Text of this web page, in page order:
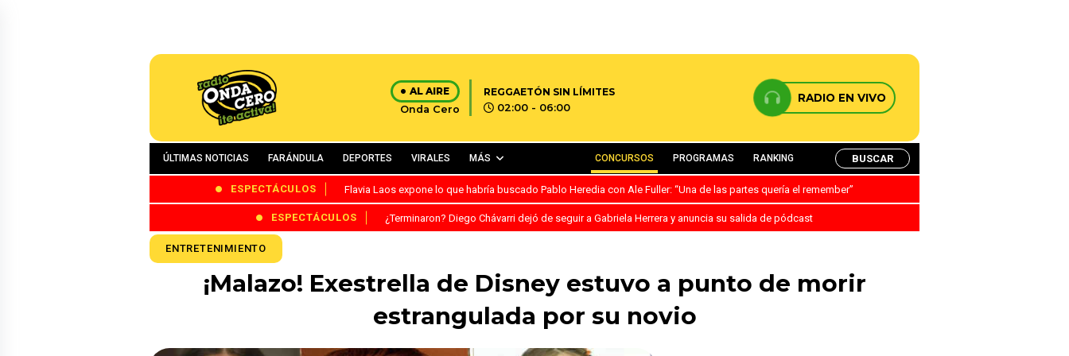
AL AIRE
Onda Cero
REGGAETÓN SIN LÍMITES
02:00 - 06:00
RADIO EN VIVO
ÚLTIMAS NOTICIAS FARÁNDULA DEPORTES VIRALES MÁS CONCURSOS PROGRAMAS RANKING BUSCAR
ESPECTÁCULOS Flavia Laos expone lo que habría buscado Pablo Heredia con Ale Fuller: “Una de las partes quería el remember”
ESPECTÁCULOS ¿Terminaron? Diego Chávarri dejó de seguir a Gabriela Herrera y anuncia su salida de pódcast
ENTRETENIMIENTO
¡Malazo! Exestrella de Disney estuvo a punto de morir
estrangulada por su novio